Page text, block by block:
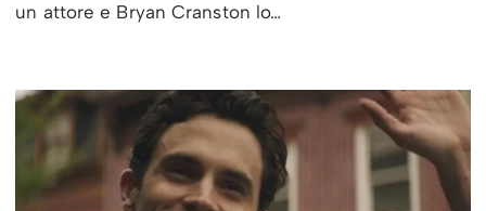
un attore e Bryan Cranston lo…